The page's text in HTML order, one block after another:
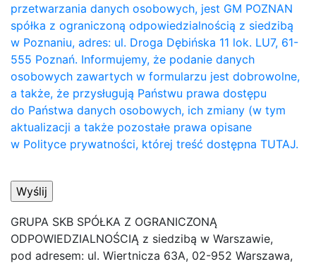
przetwarzania danych osobowych, jest GM POZNAN
spółka z ograniczoną odpowiedzialnością z siedzibą
w Poznaniu, adres: ul. Droga Dębińska 11 lok. LU7, 61-
555 Poznań. Informujemy, że podanie danych
osobowych zawartych w formularzu jest dobrowolne,
a także, że przysługują Państwu prawa dostępu
do Państwa danych osobowych, ich zmiany (w tym
aktualizacji a także pozostałe prawa opisane
w Polityce prywatności, której treść dostępna TUTAJ.
GRUPA SKB SPÓŁKA Z OGRANICZONĄ
ODPOWIEDZIALNOŚCIĄ z siedzibą w Warszawie,
pod adresem: ul. Wiertnicza 63A, 02-952 Warszawa,